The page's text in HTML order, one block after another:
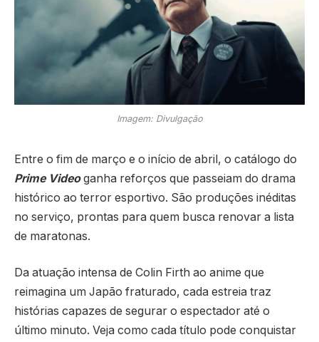
Imagem: Divulgação
Entre o fim de março e o início de abril, o catálogo do
Prime Videoganha reforços que passeiam do drama
histórico ao terror esportivo. São produções inéditas
no serviço, prontas para quem busca renovar a lista
de maratonas.
Da atuação intensa de Colin Firth ao anime que
reimagina um Japão fraturado, cada estreia traz
histórias capazes de segurar o espectador até o
último minuto. Veja como cada título pode conquistar